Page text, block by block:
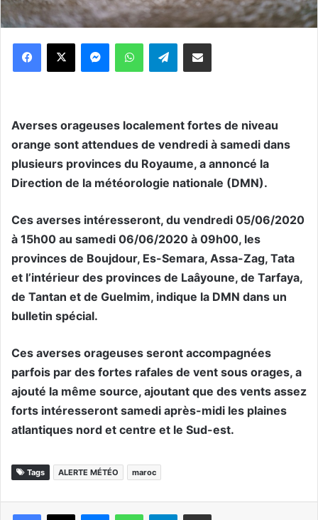
WhatsApp Telegram
Averses orageuses localement fortes de niveau
orange sont attendues de vendredi à samedi dans
plusieurs provinces du Royaume, a annoncé la
Direction de la météorologie nationale (DMN).
Ces averses intéresseront, du vendredi 05/06/2020
à 15h00 au samedi 06/06/2020 à 09h00, les
provinces de Boujdour, Es-Semara, Assa-Zag, Tata
et l’intérieur des provinces de Laâyoune, de Tarfaya,
de Tantan et de Guelmim, indique la DMN dans un
bulletin spécial.
Ces averses orageuses seront accompagnées
parfois par des fortes rafales de vent sous orages, a
ajouté la même source, ajoutant que des vents assez
forts intéresseront samedi après-midi les plaines
atlantiques nord et centre et le Sud-est.
Tags ALERTE MÉTÉO maroc
WhatsApp Telegram